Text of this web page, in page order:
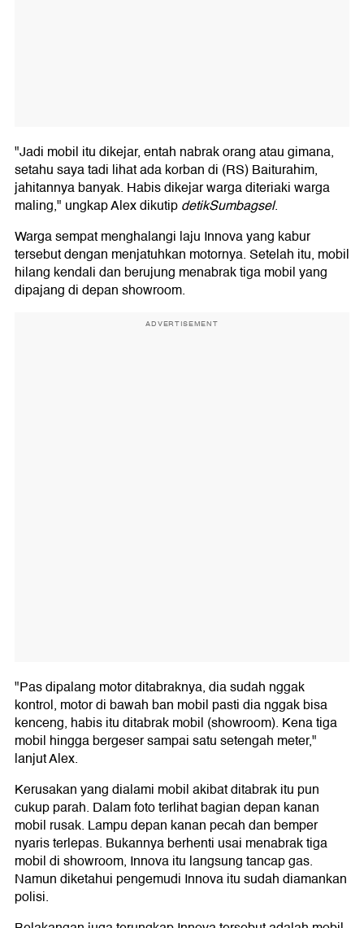
"Jadi mobil itu dikejar, entah nabrak orang atau gimana,
setahu saya tadi lihat ada korban di (RS) Baiturahim,
jahitannya banyak. Habis dikejar warga diteriaki warga
maling," ungkap Alex dikutipdetikSumbagsel.
Warga sempat menghalangi laju Innova yang kabur
tersebut dengan menjatuhkan motornya. Setelah itu, mobil
hilang kendali dan berujung menabrak tiga mobil yang
dipajang di depan showroom.
ADVERTISEMENT
"Pas dipalang motor ditabraknya, dia sudah nggak
kontrol, motor di bawah ban mobil pasti dia nggak bisa
kenceng, habis itu ditabrak mobil (showroom). Kena tiga
mobil hingga bergeser sampai satu setengah meter,"
lanjut Alex.
Kerusakan yang dialami mobil akibat ditabrak itu pun
cukup parah. Dalam foto terlihat bagian depan kanan
mobil rusak. Lampu depan kanan pecah dan bemper
nyaris terlepas. Bukannya berhenti usai menabrak tiga
mobil di showroom, Innova itu langsung tancap gas.
Namun diketahui pengemudi Innova itu sudah diamankan
polisi.